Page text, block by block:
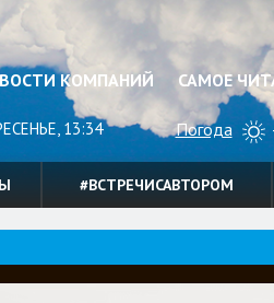
КОМПАНИЙ САМОЕ
13:34 Погода
#ВСТРЕЧИСАВТОРОМ